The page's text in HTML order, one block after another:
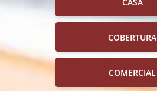
COBERTURA
COMERCIAL